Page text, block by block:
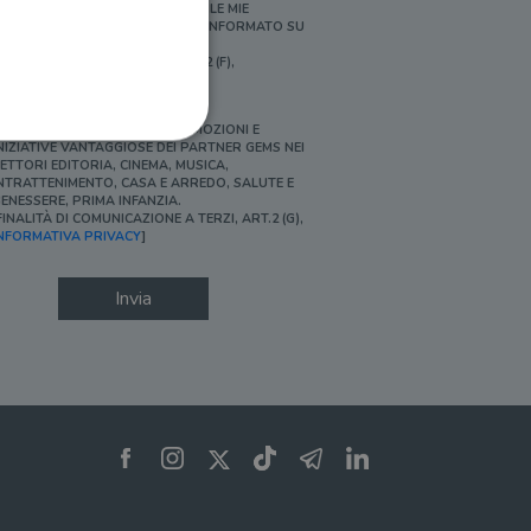
PERSONALIZZATE E IN LINEA CON LE MIE
ABITUDINI DI ACQUISTO, ESSERE INFORMATO SU
[FINALITÀ DI PROFILAZIONE, ART.2 (F),
SÌ, DESIDERO ACCEDERE A PROMOZIONI E
VANTAGGIOSE DEI PARTNER GEMS NEI
EDITORIA, CINEMA, MUSICA,
CASA E ARREDO, SALUTE E
PRIMA INFANZIA.
DI COMUNICAZIONE A TERZI, ART.2 (G),
PRIVACY]
Invia
dell'account. Il sito
per il dominio corrente.